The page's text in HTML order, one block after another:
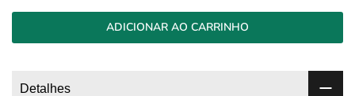
ADICIONAR AO CARRINHO
Detalhes